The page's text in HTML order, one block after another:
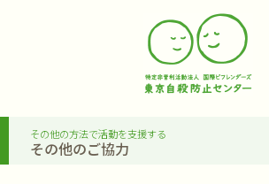
その他の方法で活動を支援する
その他のご協力